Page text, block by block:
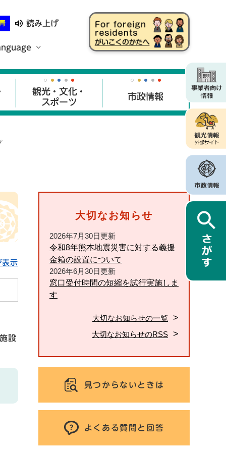
読み上げ
観光・文化・
スポーツ
市政情報
表示
設
大切なお知らせ
2026年7月30日更新
令和8年熊本地震災害に対する義援
金箱の設置について
2026年6月30日更新
窓口受付時間の短縮を試行実施しま
す
大切なお知らせの一覧
大切なお知らせのRSS
見つからないときは
よくある質問と回答